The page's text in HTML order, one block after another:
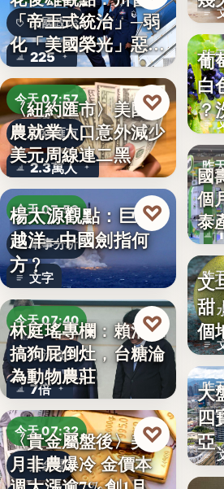
美國政治
225
「帝王式統治」─弱
化「美國榮光」惡化
「民…
今天 07:57
財經匯市
2.3萬人
〈紐約匯市〉美國非
農就業人口意外減少
美元周線連二黑
♡
今天 07:50
軍事分析
文字
楊太源觀點：巨浪
越洋─中國劍指何
方﹖
♡
今天 07:40
政治食安
7倍
林庭瑤專欄：賴清德
搞狗屁倒灶，台糖淪
為動物農莊
♡
今天 07:32
貴金屬
〈貴金屬盤後〉美7
月非農爆冷 金價本
♡
況
昨
葡
白
？
放
昨
國
個
泰
昨
文
甜
個
不
昨
大
四
亞